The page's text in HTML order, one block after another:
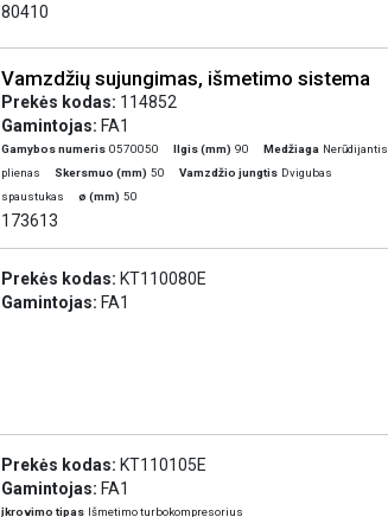
80410
Vamzdžių sujungimas, išmetimo sistema
Prekės kodas: 114852
Gamintojas: FA1
Gamybos numeris 0570050 Ilgis (mm) 90 Medžiaga Nerūdijantis
plienas
Skersmuo (mm) 50 Vamzdžio jungtis Dvigubas
spaustukas
ø (mm) 50
173613
Prekės kodas: KT110080E
Gamintojas: FA1
Prekės kodas: KT110105E
Gamintojas: FA1
įkrovimo tipas Išmetimo turbokompresorius